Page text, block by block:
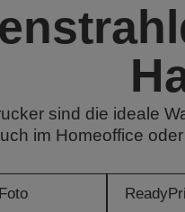
sind die ideale
im Homeoffice